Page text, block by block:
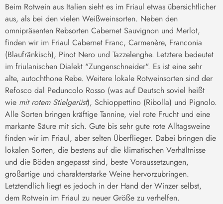
Beim Rotwein aus Italien sieht es im Friaul etwas übersichtlicher
aus, als bei den vielen Weißweinsorten. Neben den
omnipräsenten Rebsorten Cabernet Sauvignon und Merlot,
finden wir im Friaul Cabernet Franc, Carmenère, Franconia
(Blaufränkisch), Pinot Nero und Tazzelenghe. Letztere bedeutet
im friulanischen Dialekt "Zungenschneider". Es ist eine sehr
alte, autochthone Rebe. Weitere lokale Rotweinsorten sind der
Refosco dal Peduncolo Rosso (was auf Deutsch soviel heißt
wie mit rotem Stielgerüst), Schioppettino (Ribolla) und Pignolo.
Alle Sorten bringen kräftige Tannine, viel rote Frucht und eine
markante Säure mit sich. Gute bis sehr gute rote Alltagsweine
finden wir im Friaul, aber selten Überflieger. Dabei bringen die
lokalen Sorten, die bestens auf die klimatischen Verhältnisse
und die Böden angepasst sind, beste Voraussetzungen,
großartige und charakterstarke Weine hervorzubringen.
Letztendlich liegt es jedoch in der Hand der Winzer selbst,
dem Rotwein im Friaul zu neuer Größe zu verhelfen.